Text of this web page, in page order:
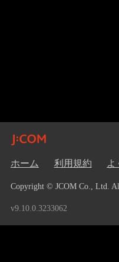
ホーム 利用規約 よ
Copyright © JCOM Co., Ltd.
v9.10.0.3233062